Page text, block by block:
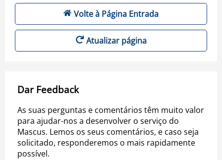
Volte à Página Entrada
Atualizar página
Dar Feedback
As suas perguntas e comentários têm muito valor
para ajudar-nos a desenvolver o serviço do
Mascus. Lemos os seus comentários, e caso seja
solicitado, responderemos o mais rapidamente
possível.